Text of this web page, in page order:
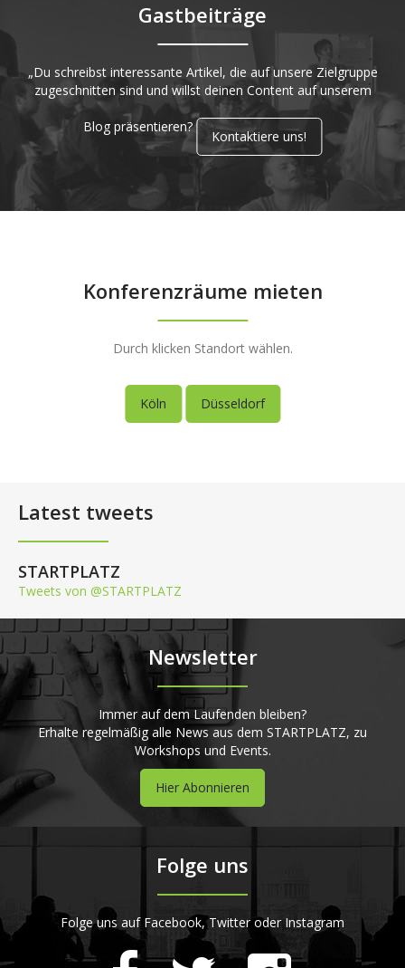
Gastbeiträge
„Du schreibst interessante Artikel, die auf unsere Zielgruppe
zugeschnitten sind und willst deinen Content auf unserem
Blog präsentieren?
Kontaktiere uns!
Konferenzräume mieten
Durch klicken Standort wählen.
Köln Düsseldorf
Latest tweets
STARTPLATZ
Tweets von @STARTPLATZ
Newsletter
Immer auf dem Laufenden bleiben?
Erhalte regelmäßig alle News aus dem STARTPLATZ, zu
Workshops und Events.
Hier Abonnieren
Folge uns
Folge uns auf Facebook, Twitter oder Instagram